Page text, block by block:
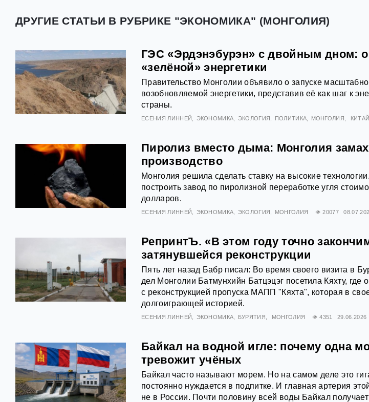
ДРУГИЕ СТАТЬИ В РУБРИКЕ "ЭКОНОМИКА" (МОНГОЛИЯ)
ГЭС «Эрдэнэбурэн» с двойным дном:
«зелёной» энергетики
Правительство Монголии объявило о запуске
возобновляемой энергетики, представив её как шаг к
страны.
ЕСЕНИЯ ЛИННЕЙ ЭКОНОМИКА ЭКОЛОГИЯ ПОЛИТИКА МОНГОЛИЯ КИТАЙ
Пиролиз вместо дыма: Монголия
производство
Монголия решила сделать ставку на высокие
построить завод по пиролизной переработке угля
долларов.
ЕСЕНИЯ ЛИННЕЙ ЭКОНОМИКА ЭКОЛОГИЯ МОНГОЛИЯ 20077
РепринтЪ. «В этом году точно
затянувшейся реконструкции
Пять лет назад Бабр писал: Во время своего визита в
дел Монголии Батмунхийн Батцэцэг посетила Кяхту, где
с реконструкцией пропуска МАПП "Кяхта", которая в
долгоиграющей историей.
ЕСЕНИЯ ЛИННЕЙ ЭКОНОМИКА БУРЯТИЯ МОНГОЛИЯ 4351 29.06.2026
Байкал на водной игле: почему одна
тревожит учёных
Байкал часто называют морем. Но на самом деле это
постоянно нуждается в подпитке. И главная артерия
не в России. Почти половину всей воды Байкал